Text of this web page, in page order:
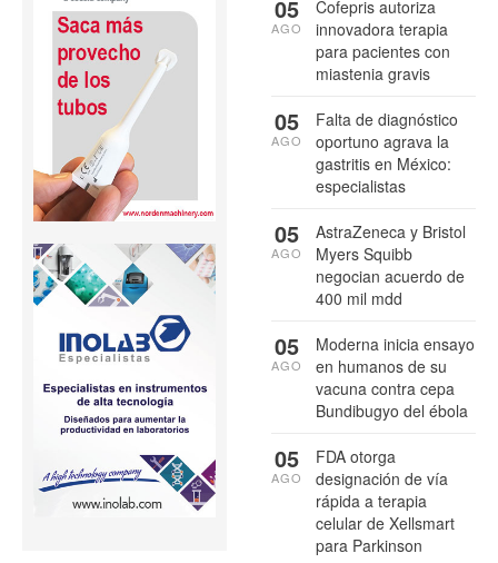
Cofepris autoriza
innovadora terapia
para pacientes con
miastenia gravis
05
AGO
Falta de diagnóstico
oportuno agrava la
gastritis en México:
especialistas
05
AGO
AstraZeneca y Bristol
Myers Squibb
negocian acuerdo de
400 mil mdd
05
AGO
Moderna inicia ensayo
en humanos de su
vacuna contra cepa
Bundibugyo del ébola
05
AGO
FDA otorga
designación de vía
rápida a terapia
celular de Xellsmart
para Parkinson
05
AGO